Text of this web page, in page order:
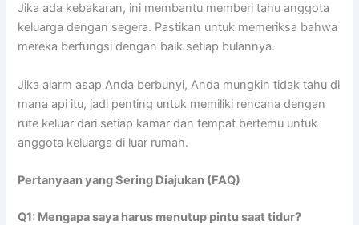
Jika ada kebakaran, ini membantu memberi tahu anggota
keluarga dengan segera. Pastikan untuk memeriksa bahwa
mereka berfungsi dengan baik setiap bulannya.
Jika alarm asap Anda berbunyi, Anda mungkin tidak tahu di
mana api itu, jadi penting untuk memiliki rencana dengan
rute keluar dari setiap kamar dan tempat bertemu untuk
anggota keluarga di luar rumah.
Pertanyaan yang Sering Diajukan (FAQ)
Q1: Mengapa saya harus menutup pintu saat tidur?